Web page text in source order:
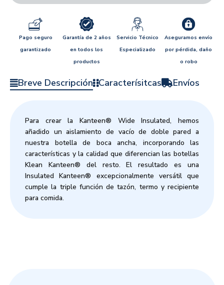
Pago seguro
garantizado
Garantía de 2 años
en todos los
productos
Servicio Técnico
Especializado
Aseguramos envío
por pérdida, daño
o robo
Breve Descripción Caracterísitcas Envíos
Para crear la Kanteen® Wide Insulated, hemos
añadido un aislamiento de vacío de doble pared a
nuestra botella de boca ancha, incorporando las
características y la calidad que diferencian las botellas
Klean Kanteen® del resto. El resultado es una
Insulated Kanteen® excepcionalmente versátil que
cumple la triple función de tazón, termo y recipiente
para comida.